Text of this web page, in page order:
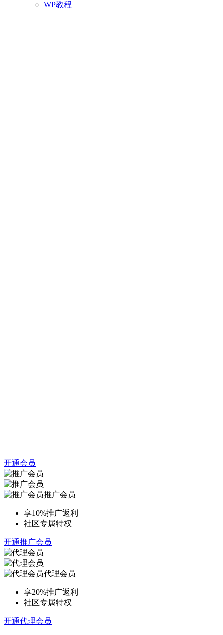
WP教程
开通会员
推广会员
享10%推广返利
社区专属特权
开通推广会员
代理会员
享20%推广返利
社区专属特权
开通代理会员